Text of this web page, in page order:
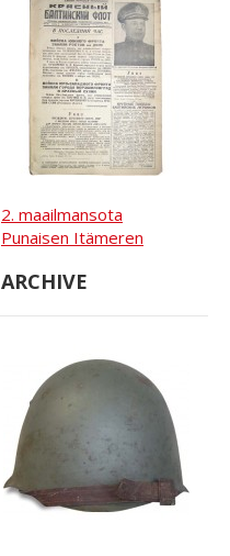
2. maailmansota
Punaisen Itämeren
16.2.1943.
ARCHIVE